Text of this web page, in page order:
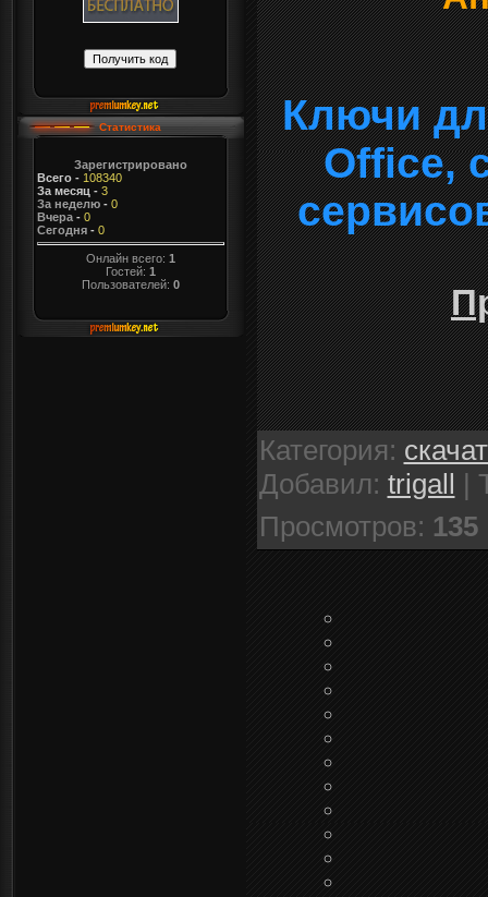
Статистика
Зарегистрировано
Всего- 108340
За месяц - 3
За неделю- 0
Вчера- 0
Сегодня- 0
Онлайн всего: 1
Гостей: 1
Пользователей: 0
Ключи
Office,
Категория:
Добавил: trigall |
Просмотров: 135